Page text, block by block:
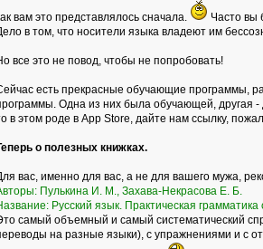
вам это представлялось сначала.
Часто вы
в том, что носители языка владеют им
все это не повод, чтобы не попробовать!
есть прекрасные обучающие программы,
Одна из них была обучающей, другая -
в этом роде в Аpp Store, дайте нам ссылку,
о полезных книжках.
вас, именно для вас, а не для вашего мужа,
Пулькина И. М., Захава-Некрасова Е. Б.
Русский язык. Практическая
самый объемный и самый систематический
на разные языки), с упражнениями и с